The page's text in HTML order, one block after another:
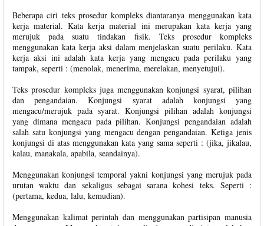
Beberapa ciri teks prosedur kompleks diantaranya menggunakan kata
kerja material. Kata kerja material ini merupakan kata kerja yang
merujuk pada suatu tindakan fisik. Teks prosedur kompleks
menggunakan kata kerja aksi dalam menjelaskan suatu perilaku. Kata
kerja aksi ini adalah kata kerja yang mengacu pada perilaku yang
tampak, seperti : (menolak, menerima, merelakan, menyetujui).
Teks prosedur kompleks juga menggunakan konjungsi syarat, pilihan
dan pengandaian. Konjungsi syarat adalah konjungsi yang
mengacu/merujuk pada syarat. Konjungsi pilihan adalah konjungsi
yang dimana mengacu pada pilihan. Konjungsi pengandaian adalah
salah satu konjungsi yang mengacu dengan pengandaian. Ketiga jenis
konjungsi di atas menggunakan kata yang sama seperti : (jika, jikalau,
kalau, manakala, apabila, seandainya).
Menggunakan konjungsi temporal yakni konjungsi yang merujuk pada
urutan waktu dan sekaligus sebagai sarana kohesi teks. Seperti :
(pertama, kedua, lalu, kemudian).
Menggunakan kalimat perintah dan menggunakan partisipan manusia